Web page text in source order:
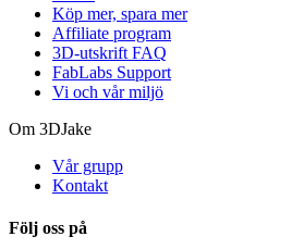
Köp mer, spara mer
Affiliate program
3D-utskrift FAQ
FabLabs Support
Vi och vår miljö
Om 3DJake
Vår grupp
Kontakt
Följ oss på